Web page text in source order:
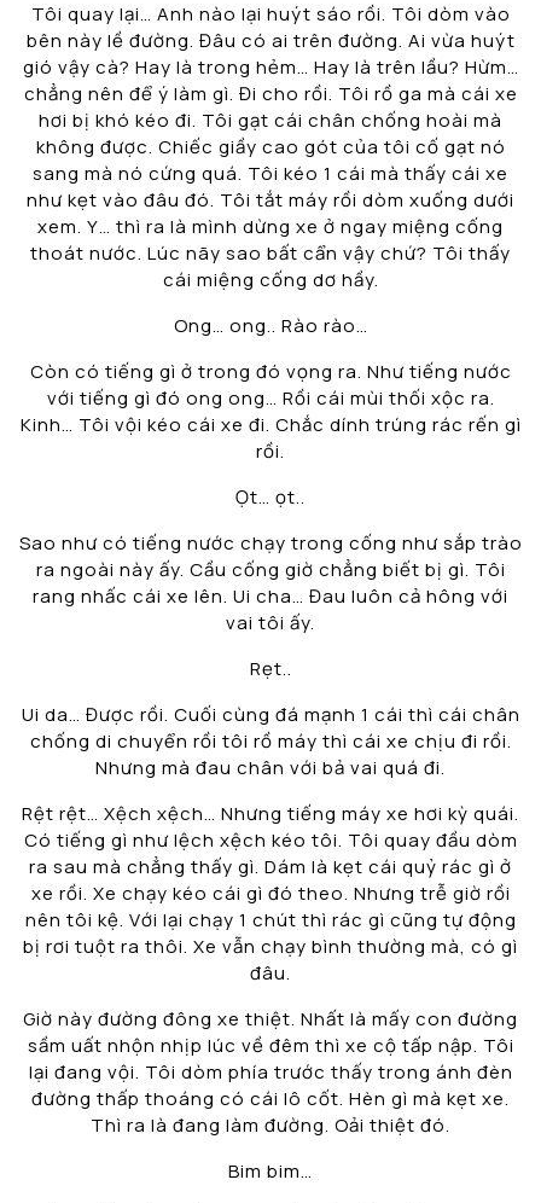
Tôi quay lại… Anh nào lại huýt sáo rồi. Tôi dòm vào
bên này lề đường. Đâu có ai trên đường. Ai vừa huýt
gió vậy cà? Hay là trong hẻm… Hay là trên lầu? Hừm…
chẳng nên để ý làm gì. Đi cho rồi. Tôi rồ ga mà cái xe
hơi bị khó kéo đi. Tôi gạt cái chân chống hoài mà
không được. Chiếc giầy cao gót của tôi cố gạt nó
sang mà nó cứng quá. Tôi kéo 1 cái mà thấy cái xe
như kẹt vào đâu đó. Tôi tắt máy rồi dòm xuống dưới
xem. Y… thì ra là mình dừng xe ở ngay miệng cống
thoát nước. Lúc nãy sao bất cẩn vậy chứ? Tôi thấy
cái miệng cống dơ hầy.
Ong… ong.. Rào rào…
Còn có tiếng gì ở trong đó vọng ra. Như tiếng nước
với tiếng gì đó ong ong… Rồi cái mùi thối xộc ra.
Kinh… Tôi vội kéo cái xe đi. Chắc dính trúng rác rến gì
rồi.
Ọt… ọt..
Sao như có tiếng nước chạy trong cống như sắp trào
ra ngoài này ấy. Cầu cống giờ chẳng biết bị gì. Tôi
rang nhấc cái xe lên. Ui cha… Đau luôn cả hông với
vai tôi ấy.
Rẹt..
Ui da… Được rồi. Cuối cùng đá mạnh 1 cái thì cái chân
chống di chuyển rồi tôi rồ máy thì cái xe chịu đi rồi.
Nhưng mà đau chân với bả vai quá đi.
Rệt rệt… Xệch xệch… Nhưng tiếng máy xe hơi kỳ quái.
Có tiếng gì như lệch xệch kéo tôi. Tôi quay đầu dòm
ra sau mà chẳng thấy gì. Dám là kẹt cái quỷ rác gì ở
xe rồi. Xe chạy kéo cái gì đó theo. Nhưng trễ giờ rồi
nên tôi kệ. Với lại chạy 1 chút thì rác gì cũng tự động
bị rơi tuột ra thôi. Xe vẫn chạy bình thường mà, có gì
đâu.
Giờ này đường đông xe thiệt. Nhất là mấy con đường
sầm uất nhộn nhịp lúc về đêm thì xe cộ tấp nập. Tôi
lại đang vội. Tôi dòm phía trước thấy trong ánh đèn
đường thấp thoáng có cái lô cốt. Hèn gì mà kẹt xe.
Thì ra là đang làm đường. Oải thiệt đó.
Bim bim…